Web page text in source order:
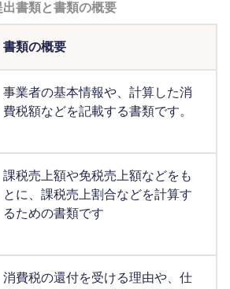
書類と書類の概要
書類の概要
事業者の基本情報や、計算した消
費税額などを記載する書類です。
課税売上額や免税売上額などをも
とに、課税売上割合などを計算す
るための書類です
消費税の還付を受ける理由や、仕